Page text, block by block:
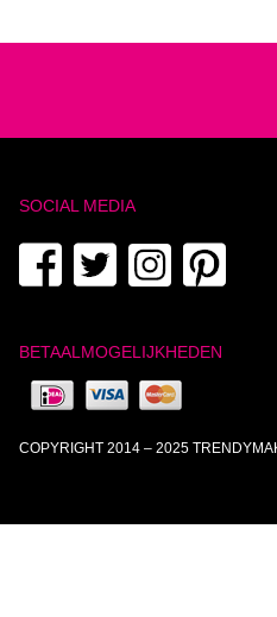
SOCIAL MEDIA
BETAALMOGELIJKHEDEN
COPYRIGHT 2014 – 2025